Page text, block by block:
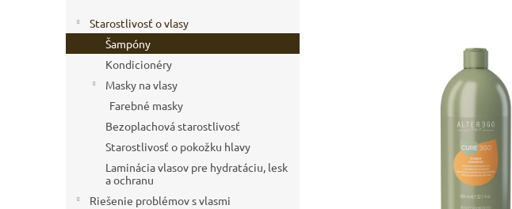
p
a
Starostlivosť o vlasy
Šampóny
Kondicionéry
Masky na vlasy
Farebné masky
Bezoplachová starostlivosť
Starostlivosť o pokožku hlavy
Laminácia vlasov pre hydratáciu, lesk
a ochranu
Riešenie problémov s vlasmi